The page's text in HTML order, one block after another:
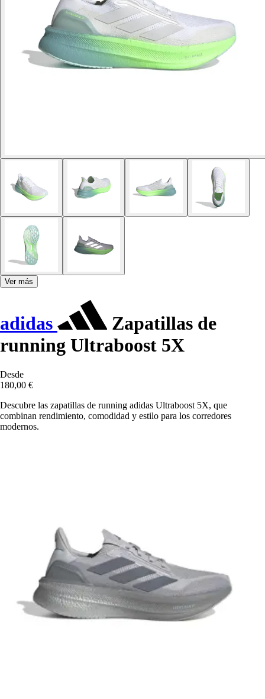
Ver más
adidas
Zapatillas de
running Ultraboost 5X
Desde
180,00 €
Descubre las zapatillas de running adidas Ultraboost 5X, que
combinan rendimiento, comodidad y estilo para los corredores
modernos.